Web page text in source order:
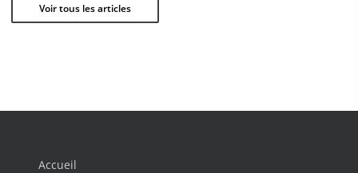
Voir tous les articles
Accueil